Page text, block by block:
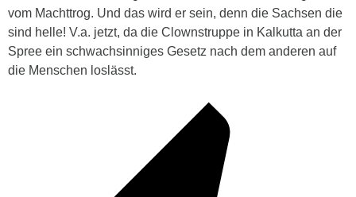
vom Machttrog. Und das wird er sein, denn die Sachsen die
sind helle! V.a. jetzt, da die Clownstruppe in Kalkutta an der
Spree ein schwachsinniges Gesetz nach dem anderen auf
die Menschen loslässt.